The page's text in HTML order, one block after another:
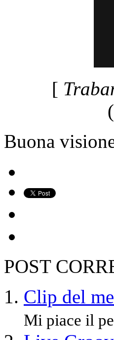
[
Buona
POST
Clip del
Mi piace il